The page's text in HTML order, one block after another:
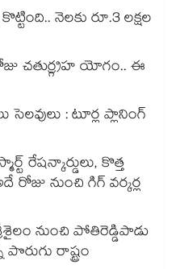
నెలకు రూ.3 లక్షల
చతుర్గ్రహ యోగం.. ఈ
: టూర్ల ప్లానింగ్
రేషన్కార్డులు, కొత్త
రోజు నుంచి గిగ్ వర్కర్ల
నుంచి పోతిరెడ్డిపాడు
పొరుగు రాష్ట్రం